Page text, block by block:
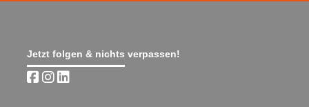
Jetzt folgen & nichts verpassen!